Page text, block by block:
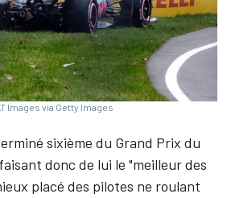
Images via Getty Images
sixième du Grand Prix du
donc de lui le "meilleur des
placé des pilotes ne roulant